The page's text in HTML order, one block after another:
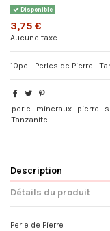
Disponible
3,75 €
Aucune taxe
10pc - Perles de Pierre -
perle mineraux pierre
Tanzanite
Description
Détails du produit
Perle de Pierre